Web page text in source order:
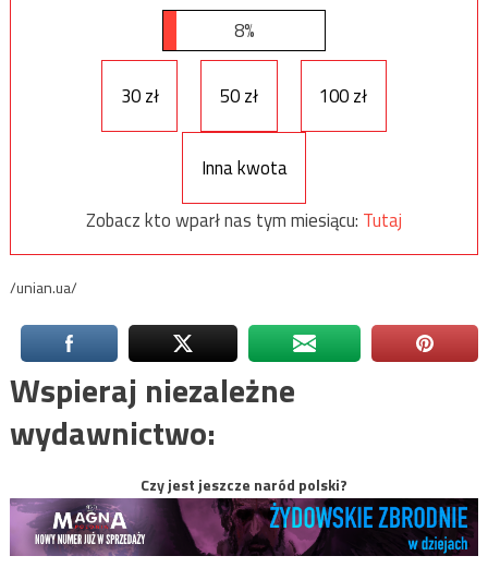
8%
30 zł 50 zł 100 zł
Inna kwota
Zobacz kto wparł nas tym miesiącu: Tutaj
/unian.ua/
Wspieraj niezależne
wydawnictwo:
Czy jest jeszcze naród polski?